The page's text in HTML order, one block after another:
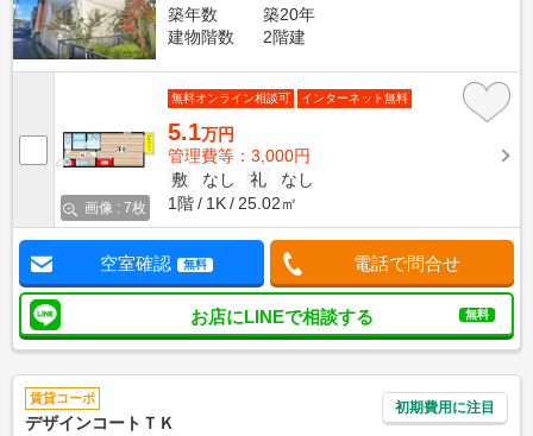
築年数
築20年
建物階数
2階建
画像 : 7枚
無料オンライン相談可 インターネット無料
5.1万円
管理費等：3,000円
敷
なし 礼
なし
1階
1K 25.02㎡
空室確認 無料 電話で問合せ
お店にLINEで相談する 無料
賃貸コーポ
デザインコートＴＫ
初期費用に注目